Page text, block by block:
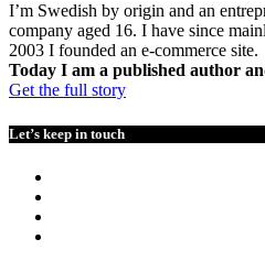
I’m Swedish by origin and an
company aged 16. I have since
2003 I founded an e-commerce site.
Today I am a published author
Get the full story
Let’s keep in touch